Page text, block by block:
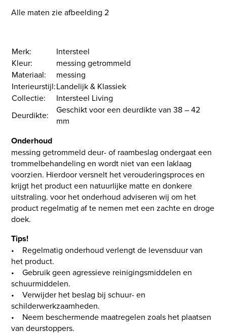
Alle maten zie afbeelding 2
Merk:
Intersteel
Kleur:
messing getrommeld
Materiaal:
messing
Interieurstijl:Landelijk & Klassiek
Collectie:
Intersteel Living
Deurdikte:
Geschikt voor een deurdikte van 38 – 42
mm
Onderhoud
messing getrommeld deur- of raambeslag ondergaat een
trommelbehandeling en wordt niet van een laklaag
voorzien. Hierdoor versnelt het verouderingsproces en
krijgt het product een natuurlijke matte en donkere
uitstraling. voor het onderhoud adviseren wij om het
product regelmatig af te nemen met een zachte en droge
doek.
Tips!
• Regelmatig onderhoud verlengt de levensduur van
het product.
• Gebruik geen agressieve reinigingsmiddelen en
schuurmiddelen.
• Verwijder het beslag bij schuur- en
schilderwerkzaamheden.
• Neem beschermende maatregelen zoals het plaatsen
van deurstoppers.